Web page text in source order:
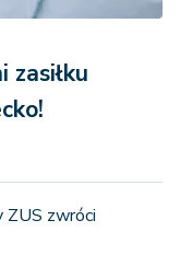
zasiłku
ZUS zwróci